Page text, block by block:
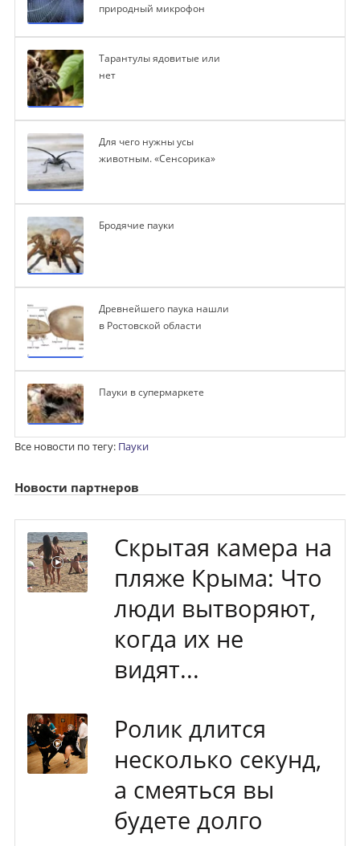
природный микрофон
Тарантулы ядовитые или
нет
Для чего нужны усы
животным. «Сенсорика»
Бродячие пауки
Древнейшего паука нашли
в Ростовской области
Пауки в супермаркете
Все новости по тегу: Пауки
Новости партнеров
Скрытая камера на
пляже Крыма: Что
люди вытворяют,
когда их не
видят...
Ролик длится
несколько секунд,
а смеяться вы
будете долго